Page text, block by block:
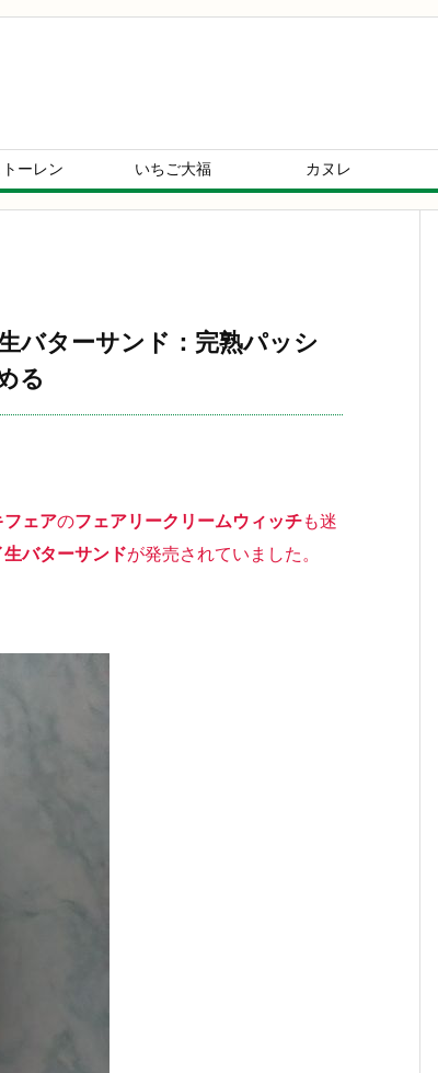
ーレン いちご大福 カヌレ
バターサンド：完熟パッシ
る
フェアのフェアリークリームウィッチも迷
生バターサンドが発売されていました。